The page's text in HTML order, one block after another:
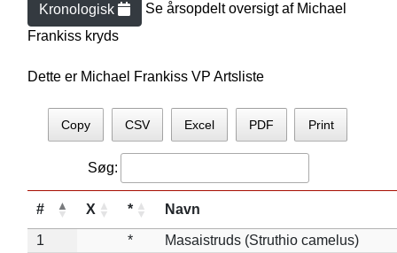
Kronologisk Se årsopdelt oversigt af Michael
Frankiss kryds
Dette er Michael Frankiss VP Artsliste
Copy CSV Excel PDF Print
Søg:
# X * Navn
1 *
Masaistruds (Struthio camelus)